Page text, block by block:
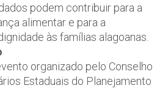
podem contribuir para a
alimentar e para a
às famílias alagoanas.
organizado pelo Conselho
Estaduais do Planejamento